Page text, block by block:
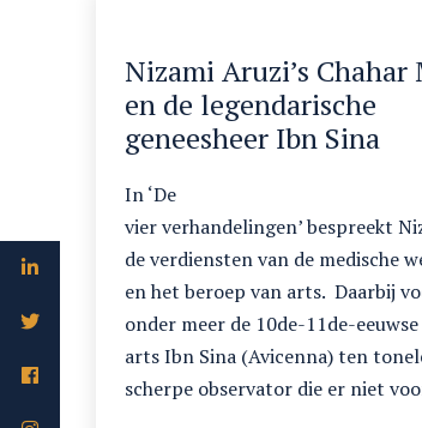
Nizami Aruzi’s Chahar
en de legendarische
geneesheer Ibn Sina
In ‘De
vier verhandelingen’ bespreekt
de verdiensten van de medische
en het beroep van arts. Daarbij
onder meer de 10de-11de-
arts Ibn Sina (Avicenna) ten
scherpe observator die er niet